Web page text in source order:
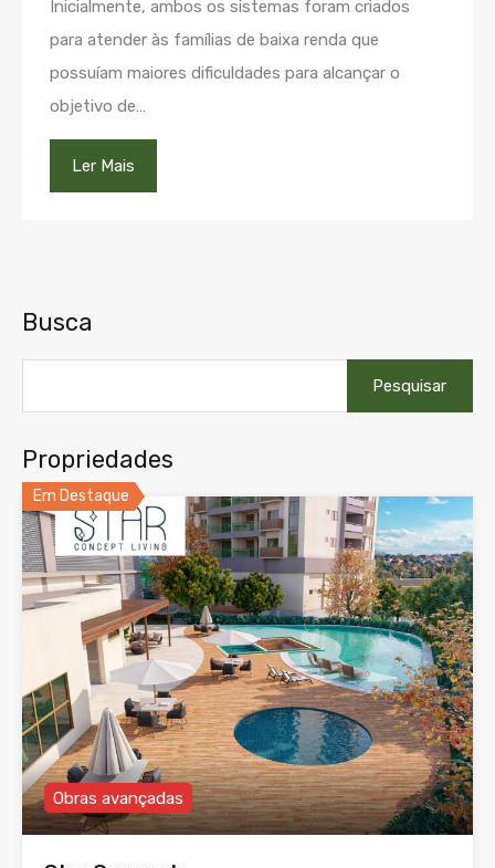
Inicialmente, ambos os sistemas foram criados
para atender às famílias de baixa renda que
possuíam maiores dificuldades para alcançar o
objetivo de…
Ler Mais
Busca
por:
Propriedades
Em Destaque
Obras avançadas